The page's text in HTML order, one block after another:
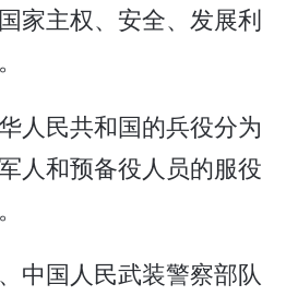
家主权、安全、发展利
人民共和国的兵役分为
人和预备役人员的服役
中国人民武装警察部队